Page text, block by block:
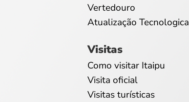
Vertedouro
Atualização Tecnologica
Visitas
Como visitar Itaipu
Visita oficial
Visitas turísticas